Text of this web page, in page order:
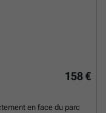
158 €
en face du parc